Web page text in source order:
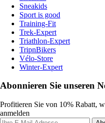
Sneakids
Sport is good
Training-Fit
Trek-Expert
Triathlon-Expert
TripnBikers
Vélo-Store
Winter-Expert
Abonnieren Sie unseren
Profitieren Sie von 10% Rabatt,
anmelden